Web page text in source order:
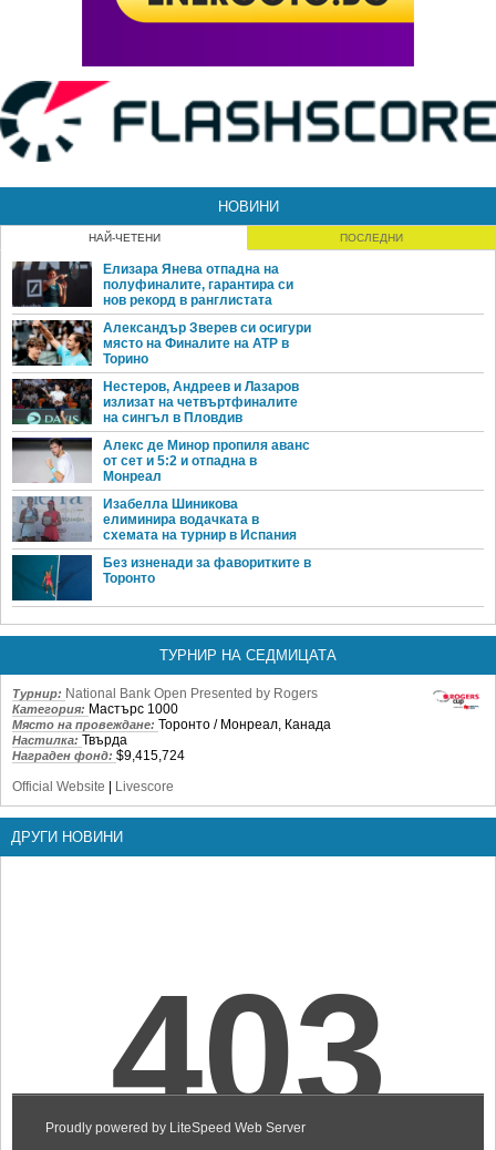
НОВИНИ
НАЙ-ЧЕТЕНИ ПОСЛЕДНИ
Елизара Янева отпадна на
полуфиналите, гарантира си
нов рекорд в ранглистата
Александър Зверев си осигури
място на Финалите на ATP в
Торино
Нестеров, Андреев и Лазаров
излизат на четвъртфиналите
на сингъл в Пловдив
Алекс де Минор пропиля аванс
от сет и 5:2 и отпадна в
Монреал
Изабелла Шиникова
елиминира водачката в
схемата на турнир в Испания
Без изненади за фаворитките в
Торонто
ТУРНИР НА СЕДМИЦАТА
Турнир: National Bank Open Presented by Rogers
Категория: Мастърс 1000
Място на провеждане: Торонто / Монреал, Канада
Настилка: Твърда
Награден фонд: $9,415,724
Official Website | Livescore
ДРУГИ НОВИНИ